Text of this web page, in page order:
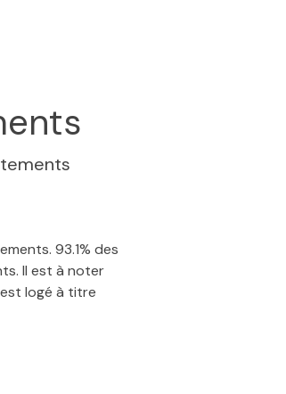
93.1% des
Il est à noter
logé à titre